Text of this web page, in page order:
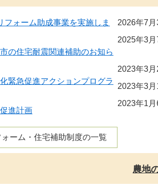
フォーム助成事業を実施しま
の住宅耐震関連補助のお知ら
緊急促進アクションプログラ
進計画
ォーム・住宅補助制度の一覧
2026年7
2025年3
2023年3
2023年3
2023年1
農地